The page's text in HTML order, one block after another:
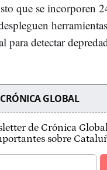
que se incorporen
detectar
GLOBAL
de Crónica
sobre